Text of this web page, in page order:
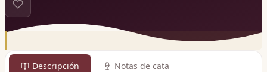
Descripción Notas de cata